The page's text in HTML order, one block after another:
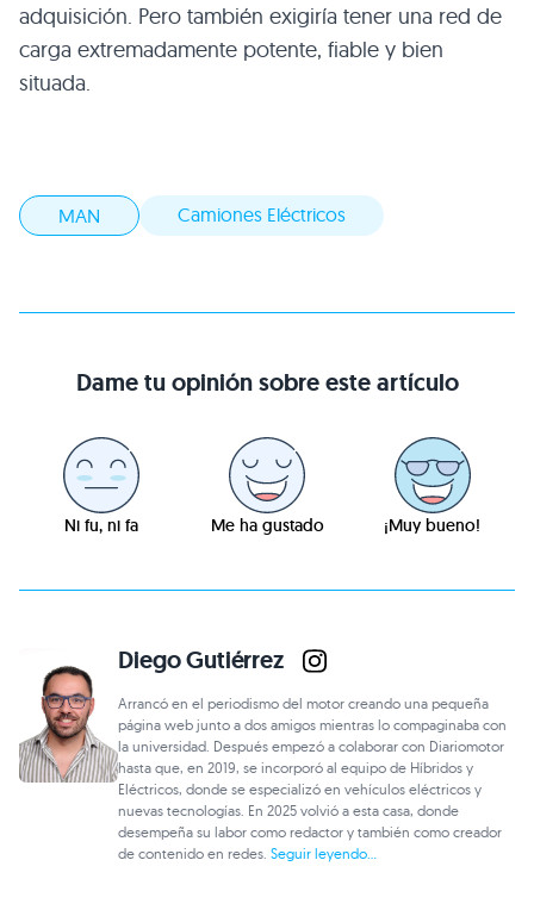
adquisición. Pero también exigiría tener una red de
carga extremadamente potente, fiable y bien
situada.
MAN Camiones Eléctricos
Dame tu opinión sobre este artículo
Ni fu, ni fa Me ha gustado ¡Muy bueno!
Diego Gutiérrez
Arrancó en el periodismo del motor creando una pequeña
página web junto a dos amigos mientras lo compaginaba con
la universidad. Después empezó a colaborar con Diariomotor
hasta que, en 2019, se incorporó al equipo de Híbridos y
Eléctricos, donde se especializó en vehículos eléctricos y
nuevas tecnologías. En 2025 volvió a esta casa, donde
desempeña su labor como redactor y también como creador
de contenido en redes.Seguir leyendo...